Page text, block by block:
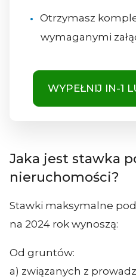
Otrzymasz
wymaganymi
WYPEŁNIJ IN-1
Jaka jest stawka
nieruchomości?
Stawki maksymalne
na 2024 rok wynoszą:
Od gruntów:
a) związanych z